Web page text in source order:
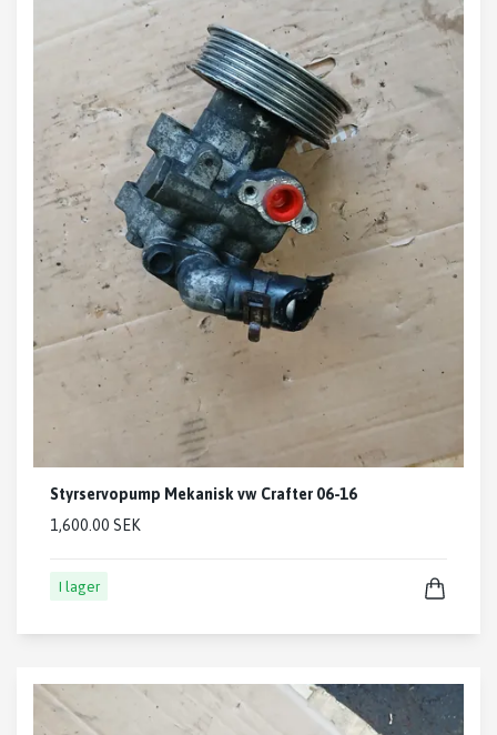
Styrservopump Mekanisk vw Crafter 06-16
1,600.00 SEK
I lager